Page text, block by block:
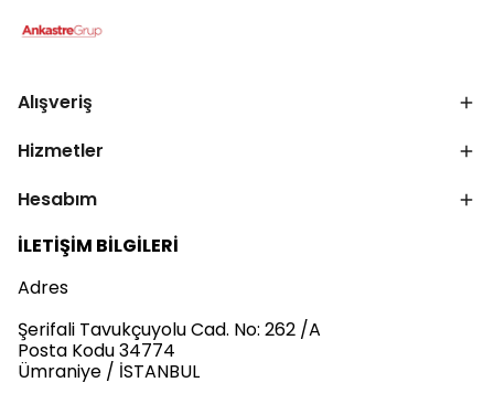
Alışveriş
Hizmetler
Hesabım
İLETİŞİM BİLGİLERİ
Adres
Şerifali Tavukçuyolu Cad. No: 262 /A
Posta Kodu 34774
Ümraniye / İSTANBUL